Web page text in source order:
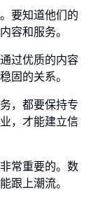
要知道他们的
容和服务。
过优质的内容
固的关系。
，都要保持专
，才能建立信
常重要的。数
跟上潮流。